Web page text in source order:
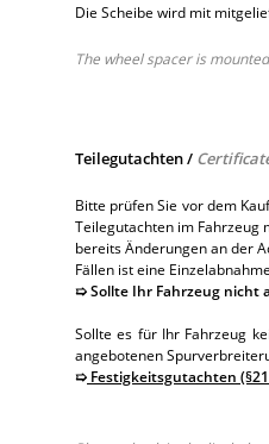
Die Scheibe wird mit
The wheel spacer is
Teilegutachten /
Bitte prüfen Sie vor dem
Teilegutachten im Fahrzeug
bereits Änderungen an der
Fällen ist eine
➯ Sollte Ihr Fahrzeug nicht
Sollte es für Ihr Fahrzeug
angebotenen
➯ Festigkeitsgutachten